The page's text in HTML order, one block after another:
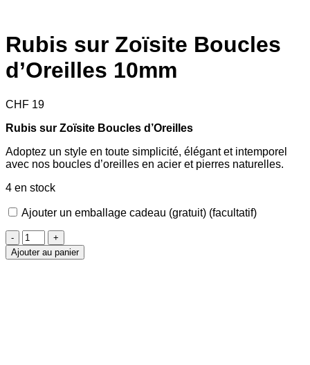
Rubis sur Zoïsite Boucles
d’Oreilles 10mm
CHF 19
Rubis sur Zoïsite Boucles d’Oreilles
Adoptez un style en toute simplicité, élégant et intemporel
avec nos boucles d’oreilles en acier et pierres naturelles.
4 en stock
Ajouter un emballage cadeau (gratuit) (facultatif)
quantité
de
Rubis
Ajouter au panier